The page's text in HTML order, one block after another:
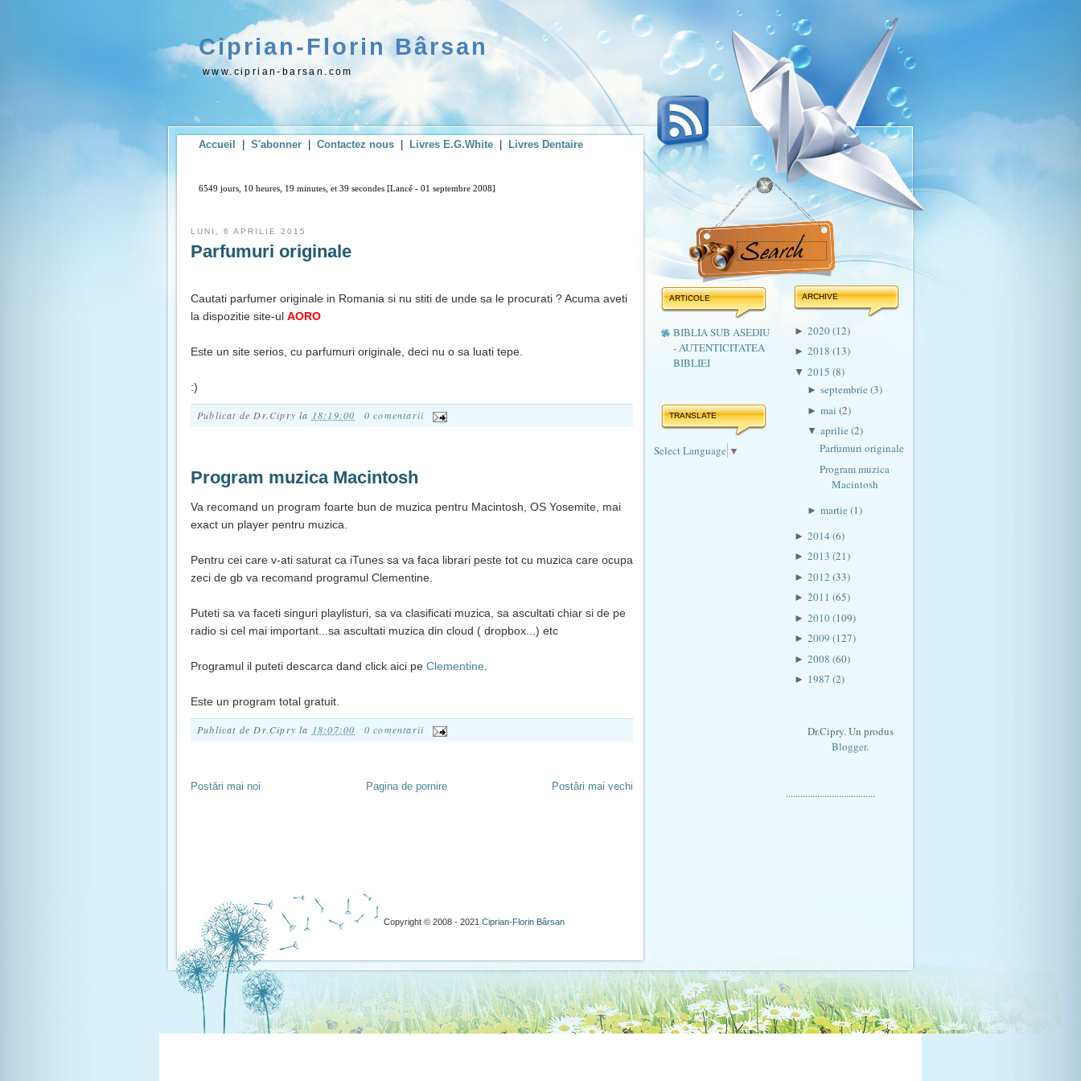
Ciprian-Florin Bârsan
www.ciprian-barsan.com
Accueil S'abonner Contactez nous Livres E.G.White Livres Dentaire
6549 jours, 10 heures, 19 minutes, et 39 secondes [Lancé - 01 septembre 2008]
LUNI, 6 APRILIE 2015
Parfumuri originale
Cautati parfumer originale in Romania si nu stiti de unde sa le procurati ? Acuma aveti
la dispozitie site-ul AORO
Este un site serios, cu parfumuri originale, deci nu o sa luati tepe.
:)
Publicat de Dr.Cipry la 18:19:00 0 comentarii
Program muzica Macintosh
Va recomand un program foarte bun de muzica pentru Macintosh, OS Yosemite, mai
exact un player pentru muzica.
Pentru cei care v-ati saturat ca iTunes sa va faca librari peste tot cu muzica care ocupa
zeci de gb va recomand programul Clementine.
Puteti sa va faceti singuri playlisturi, sa va clasificati muzica, sa ascultati chiar si de pe
radio si cel mai important...sa ascultati muzica din cloud ( dropbox...) etc
Programul il puteti descarca dand click aici pe Clementine
Este un program total gratuit.
Publicat deDr.Cipry la 18:07:00 0 comentarii
Postări mai noi Postări mai vechi
Pagina de pornire
ARCHIVE
► 2020(12)
► 2018 (13)
▼ 2015 (8)
► septembrie (3)
► mai (2)
▼ aprilie (2)
Parfumuri originale
Program muzica
Macintosh
► martie (1)
► 2014 (6)
► 2013 (21)
► 2012 (33)
► 2011 (65)
► 2010(109)
► 2009 (127)
► 2008 (60)
► 1987 (2)
Dr.Cipry. Un produs
Blogger.
.....................................
ARTICOLE
BIBLIA SUB ASEDIU
- AUTENTICITATEA
BIBLIEI
TRANSLATE
Select Language ▼
Copyright © 2008 - 2021 Ciprian-Florin Bârsan